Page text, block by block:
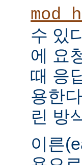
수 있
에 요
때 응
용한
린 방
이른